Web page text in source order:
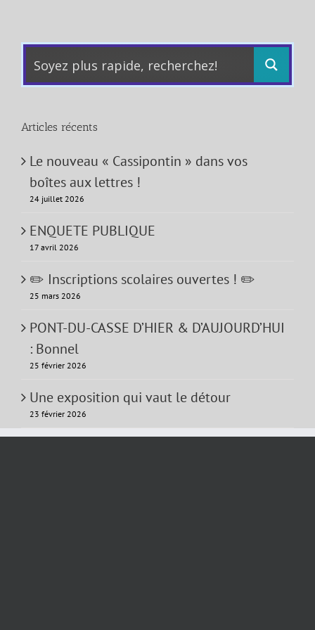
Articles récents
Le nouveau « Cassipontin » dans vos
boîtes aux lettres !
24 juillet 2026
ENQUETE PUBLIQUE
17 avril 2026
✏️ Inscriptions scolaires ouvertes ! ✏️
25 mars 2026
PONT-DU-CASSE D’HIER & D’AUJOURD’HUI
: Bonnel
25 février 2026
Une exposition qui vaut le détour
23 février 2026